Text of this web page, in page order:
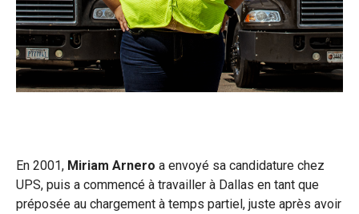
En 2001, Miriam Arnero a envoyé sa candidature chez
UPS, puis a commencé à travailler à Dallas en tant que
préposée au chargement à temps partiel, juste après avoir